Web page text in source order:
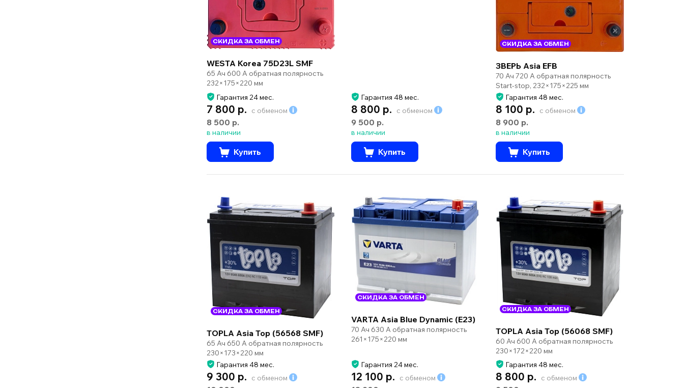
СКИДКА ЗА ОБМЕН
WESTA Korea 75D23L SMF
65 Ач 600 А обратная полярность
232×175×220 мм
Гарантия 24 мес.
7 800 р. с обменом
8 500 р.
в наличии
Купить
Гарантия 48 мес.
8 800 р. с обменом
9 500 р.
в наличии
Купить
СКИДКА ЗА ОБМЕН
ЗВЕРЬ Asia EFB
70 Ач 720 А обратная полярность
Start-stop, 232×175×225 мм
Гарантия 48 мес.
8 100 р. с обменом
8 900 р.
в наличии
Купить
СКИДКА ЗА ОБМЕН
TOPLA Asia Top (56568 SMF)
65 Ач 650 А обратная полярность
230×173×220 мм
Гарантия 48 мес.
9 300 р. с обменом
СКИДКА ЗА ОБМЕН
VARTA Asia Blue Dynamic (E23)
70 Ач 630 А обратная полярность
261×175×220 мм
Гарантия 24 мес.
12 100 р. с обменом
СКИДКА ЗА ОБМЕН
TOPLA Asia Top (56068 SMF)
60 Ач 600 А обратная полярность
230×172×220 мм
Гарантия 48 мес.
8 800 р. с обменом